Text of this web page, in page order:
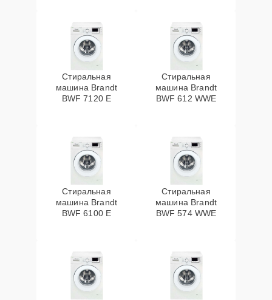
Стиральная
машина Brandt
BWF 7120 E
Стиральная
машина Brandt
BWF 612 WWE
Стиральная
машина Brandt
BWF 6100 E
Стиральная
машина Brandt
BWF 574 WWE